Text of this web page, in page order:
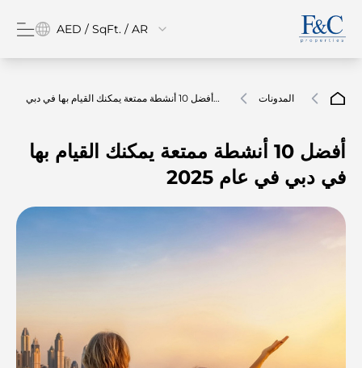
AED / SqFt. / AR
المدونات
أفضل 10 أنشطة ممتعة يمكنك القيام بها في دبي
أفضل 10 أنشطة ممتعة يمكنك القيام بها
في دبي في عام 2025